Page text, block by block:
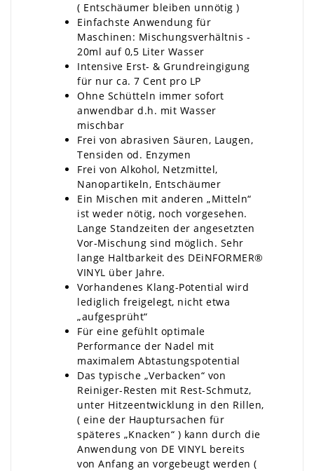
( Entschäumer bleiben unnötig )
Einfachste Anwendung für
Maschinen: Mischungsverhältnis -
20ml auf 0,5 Liter Wasser
Intensive Erst- & Grundreingigung
für nur ca. 7 Cent pro LP
Ohne Schütteln immer sofort
anwendbar d.h. mit Wasser
mischbar
Frei von abrasiven Säuren, Laugen,
Tensiden od. Enzymen
Frei von Alkohol, Netzmittel,
Nanopartikeln, Entschäumer
Ein Mischen mit anderen „Mitteln“
ist weder nötig, noch vorgesehen.
Lange Standzeiten der angesetzten
Vor-Mischung sind möglich. Sehr
lange Haltbarkeit des DEiNFORMER®
VINYL über Jahre.
Vorhandenes Klang-Potential wird
lediglich freigelegt, nicht etwa
„aufgesprüht“
Für eine gefühlt optimale
Performance der Nadel mit
maximalem Abtastungspotential
Das typische „Verbacken“ von
Reiniger-Resten mit Rest-Schmutz,
unter Hitzeentwicklung in den Rillen,
( eine der Hauptursachen für
späteres „Knacken“ ) kann durch die
Anwendung von DE VINYL bereits
von Anfang an vorgebeugt werden (